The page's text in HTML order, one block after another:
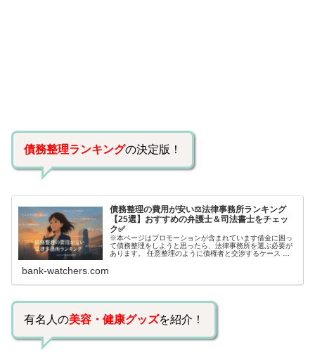
債務整理ランキングの決定版！
債務整理の費用が安い⚖️法律事務所ランキング
【25選】おすすめの弁護士＆司法書士をチェッ
ク✅
※本ページはプロモーションが含まれています借金に困っ
て債務整理をしようと思ったら、法律事務所を選ぶ必要が
あります。 任意整理のように債権者と交渉するケース 自
bank-watchers.com
有名人の美容・健康グッズを紹介！